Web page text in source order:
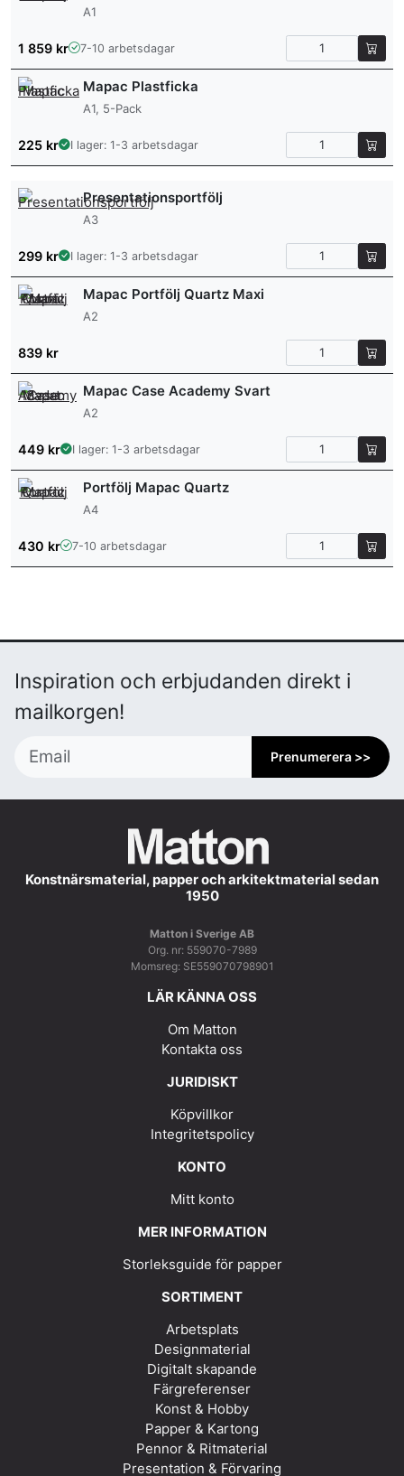
A1
1 859 kr 7-10 arbetsdagar
Mapac Plastficka
A1, 5-Pack
225 kr I lager: 1-3 arbetsdagar
Presentationsportfölj
A3
299 kr I lager: 1-3 arbetsdagar
Mapac Portfölj Quartz Maxi
A2
839 kr
Mapac Case Academy Svart
A2
449 kr I lager: 1-3 arbetsdagar
Portfölj Mapac Quartz
A4
430 kr 7-10 arbetsdagar
Inspiration och erbjudanden direkt i
mailkorgen!
Prenumerera >>
Konstnärsmaterial, papper och arkitektmaterial sedan
1950
Matton i Sverige AB
Org. nr: 559070-7989
Momsreg: SE559070798901
LÄR KÄNNA OSS
Om Matton
Kontakta oss
JURIDISKT
Köpvillkor
Integritetspolicy
KONTO
Mitt konto
MER INFORMATION
Storleksguide för papper
SORTIMENT
Arbetsplats
Designmaterial
Digitalt skapande
Färgreferenser
Konst & Hobby
Papper & Kartong
Pennor & Ritmaterial
Presentation & Förvaring